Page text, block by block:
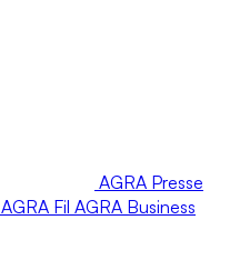
AGRA Presse
AGRA Fil AGRA Business